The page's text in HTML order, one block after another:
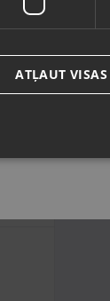
ATĻAUT